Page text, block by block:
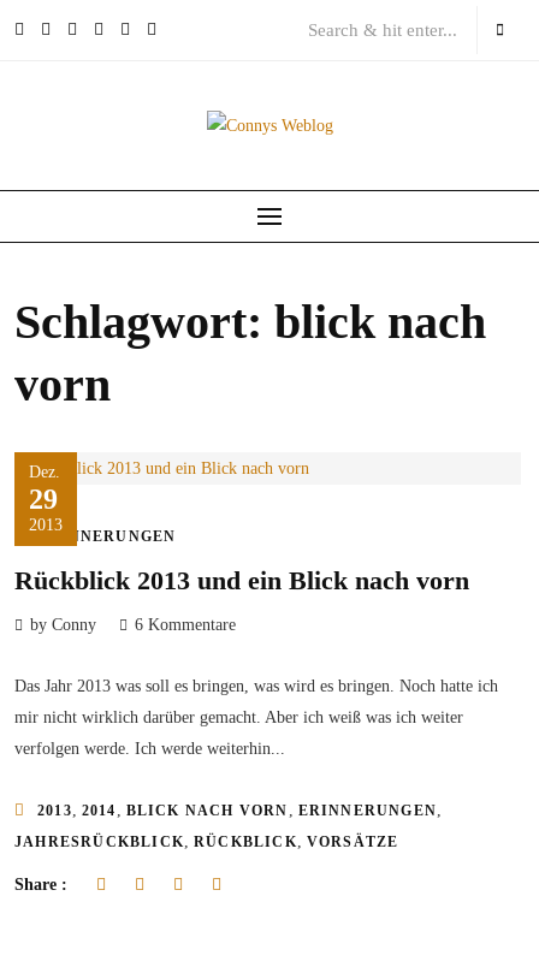
Schlagwort: blick nach
vorn
Dez.
29
2013
ERINNERUNGEN
Rückblick 2013 und ein Blick nach vorn
by Conny 6 Kommentare
Das Jahr 2013 was soll es bringen, was wird es bringen. Noch hatte ich
mir nicht wirklich darüber gemacht. Aber ich weiß was ich weiter
verfolgen werde. Ich werde weiterhin...
2013 2014 BLICK NACH VORN ERINNERUNGEN
JAHRESRÜCKBLICK RÜCKBLICK VORSÄTZE
Share :